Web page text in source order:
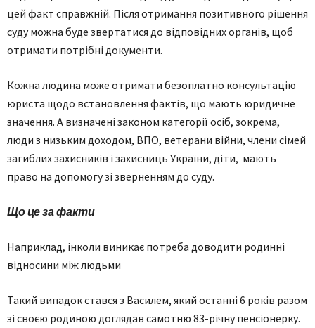
цей факт справжній. Після отримання позитивного рішення
суду можна буде звертатися до відповідних органів, щоб
отримати потрібні документи.
Кожна людина може отримати безоплатно консультацію
юриста щодо встановлення фактів, що мають юридичне
значення. А визначені законом категорії осіб, зокрема,
люди з низьким доходом, ВПО, ветерани війни, члени сімей
загиблих захисників і захисниць України, діти, мають
право на допомогу зі зверненням до суду.
Що це за факти
Наприклад, інколи виникає потреба доводити родинні
відносини між людьми
Такий випадок стався з Василем, який останні 6 років разом
зі своєю родиною доглядав самотню 83-річну пенсіонерку.